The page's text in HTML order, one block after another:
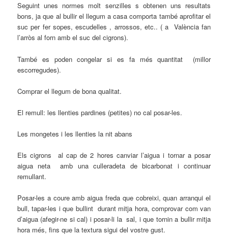
Seguint unes normes molt senzilles s obtenen uns resultats
bons, ja que al bullir el llegum a casa comporta també aprofitar el
suc per fer sopes, escudelles , arrossos, etc.. ( a València fan
l’arròs al forn amb el suc del cigrons).
També es poden congelar si es fa més quantitat (millor
escorregudes).
Comprar el llegum de bona qualitat.
El remull: les llenties pardines (petites) no cal posar-les.
Les mongetes i les llenties la nit abans
Els cigrons al cap de 2 hores canviar l’aigua i tornar a posar
aigua neta amb una culleradeta de bicarbonat i continuar
remullant.
Posar-les a coure amb aigua freda que cobreixi, quan arranqui el
bull, tapar-les i que bullint durant mitja hora, comprovar com van
d’aigua (afegir-ne si cal) i posar-li la sal, i que tornin a bullir mitja
hora més, fins que la textura sigui del vostre gust.